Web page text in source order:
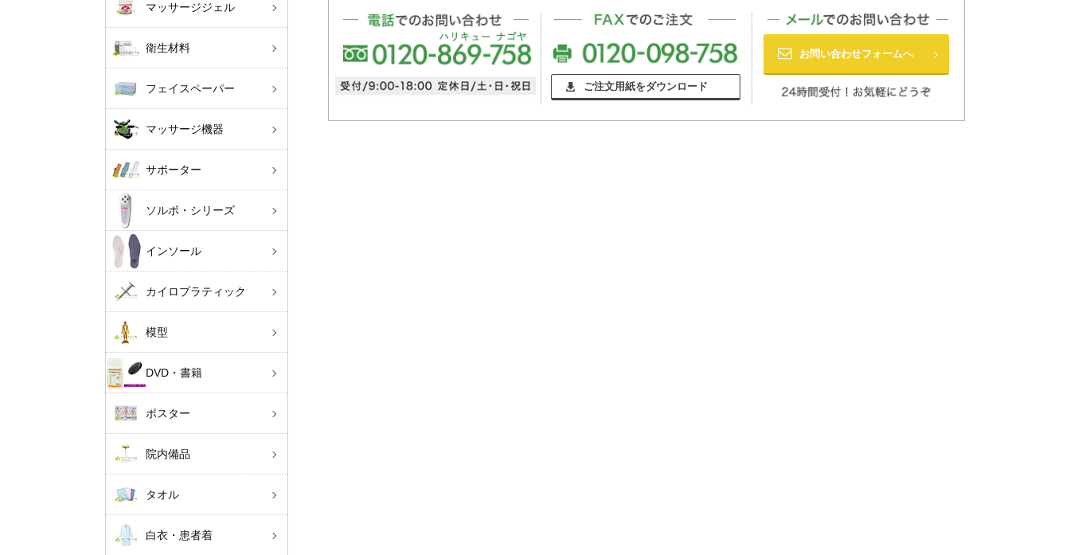
ご注文用紙をダウンロード
お問い合わせフォームへ
マッサージジェル
衛生材料
フェイスペーパー
マッサージ機器
サポーター
ソルボ・シリーズ
インソール
カイロプラティック
模型
DVD・書籍
ポスター
院内備品
タオル
白衣・患者着